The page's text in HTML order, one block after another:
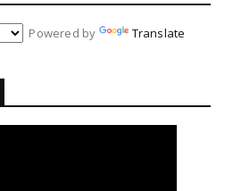
Powered by Translate